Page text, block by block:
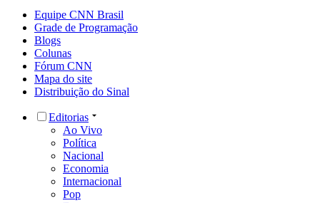
Equipe CNN Brasil
Grade de Programação
Blogs
Colunas
Fórum CNN
Mapa do site
Distribuição do Sinal
Editorias
Ao Vivo
Política
Nacional
Economia
Internacional
Pop